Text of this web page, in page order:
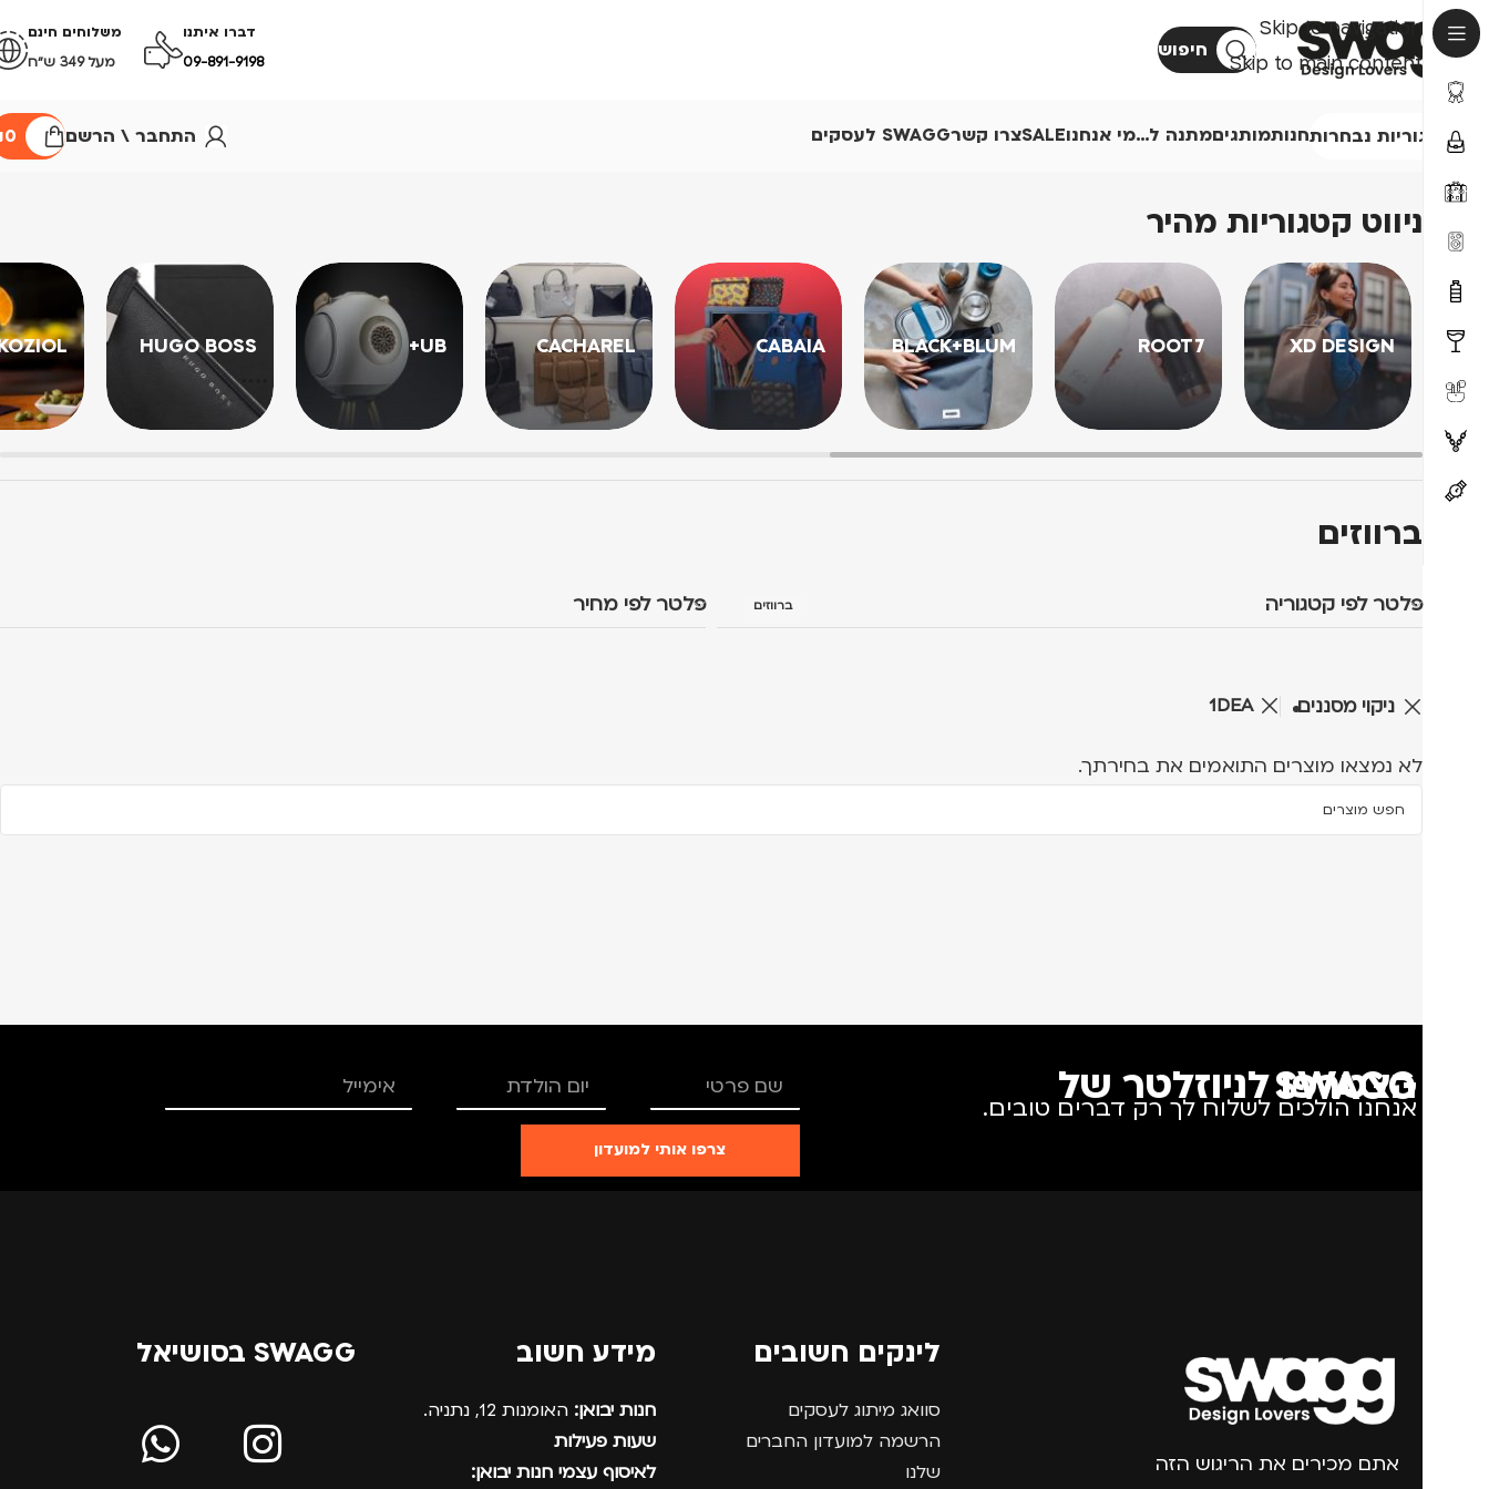
Skip to navigation
Skip to main content
חיפוש
דברו איתנו
09-891-9198
משלוחים חינם
מעל 349 ש״ח
קטגוריות נבחרותחנותמותגיםמתנה ל…מי אנחנוSALEצרו קשרSWAGG לעסקים התחבר \ הרשם 0
ניווט קטגוריות מהיר
XD DESIGN
ROOT7
BLACK+BLUM
CABAIA
CACHAREL
UB+
HUGO BOSS
ברווזים
פלטר לפי קטגוריה ברווזים פלטר לפי מחיר
ניקוי מסננים 1DEA
לא נמצאו מוצרים התואמים את בחירתך.
הצטרפו לניוזלטר של SWAGG
אנחנו הולכים לשלוח לך רק דברים טובים.
צרפו אותי למועדון
אתם מכירים את הריגוש הזה
לינקים חשובים
סוואג מיתוג לעסקים
הרשמה למועדון החברים
שלנו
מידע חשוב
חנות יבואן: האומנות 12, נתניה.
שעות פעילות
לאיסוף עצמי חנות יבואן:
SWAGG בסושיאל